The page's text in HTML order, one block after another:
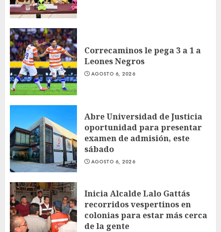
Correcaminos le pega 3 a 1 a
Leones Negros
AGOSTO 6, 2026
Abre Universidad de Justicia
oportunidad para presentar
examen de admisión, este
sábado
AGOSTO 6, 2026
Inicia Alcalde Lalo Gattás
recorridos vespertinos en
colonias para estar más cerca
de la gente